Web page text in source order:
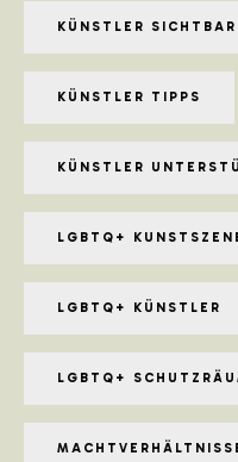
KÜNSTLER
KÜNSTLER TIPPS
KÜNSTLER
LGBTQ+
LGBTQ+ KÜNSTLER
LGBTQ+